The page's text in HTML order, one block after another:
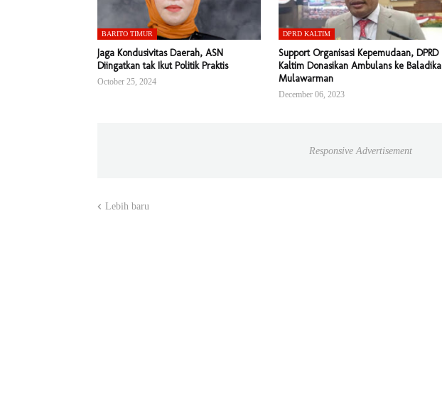
BARITO TIMUR
Jaga Kondusivitas Daerah, ASN
Diingatkan tak Ikut Politik Praktis
October 25, 2024
DPRD KALTIM
Support Organisasi Kepemudaan, DPRD
Kaltim Donasikan Ambulans ke Baladika
Mulawarman
December 06, 2023
Responsive Advertisement
Lebih baru